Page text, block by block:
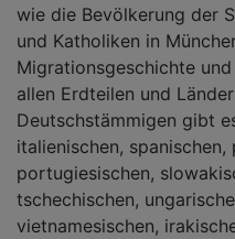
wie die Bevölkerung der
und Katholiken in
Migrationsgeschichte
allen Erdteilen und
Deutschstämmigen gibt
italienischen,
portugiesischen,
tschechischen,
vietnamesischen,